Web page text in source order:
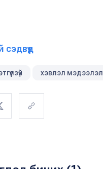
хэвлэл мэдээлэл